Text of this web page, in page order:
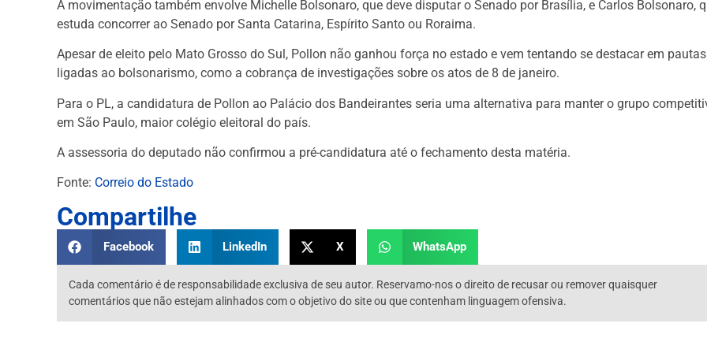
A movimentação também envolve Michelle Bolsonaro, que deve disputar o Senado por Brasília, e Carlos Bolsonaro,
estuda concorrer ao Senado por Santa Catarina, Espírito Santo ou Roraima.
Apesar de eleito pelo Mato Grosso do Sul, Pollon não ganhou força no estado e vem tentando se destacar em pautas
ligadas ao bolsonarismo, como a cobrança de investigações sobre os atos de 8 de janeiro.
Para o PL, a candidatura de Pollon ao Palácio dos Bandeirantes seria uma alternativa para manter o grupo
em São Paulo, maior colégio eleitoral do país.
A assessoria do deputado não confirmou a pré-candidatura até o fechamento desta matéria.
Fonte: Correio do Estado
Compartilhe
Facebook LinkedIn X WhatsApp
Cada comentário é de responsabilidade exclusiva de seu autor. Reservamo-nos o direito de recusar ou remover quaisquer
comentários que não estejam alinhados com o objetivo do site ou que contenham linguagem ofensiva.